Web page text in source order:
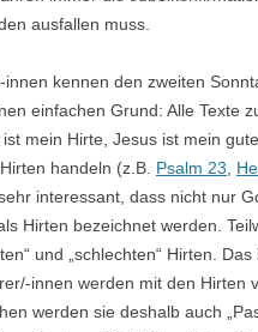
ausfallen muss.
kennen den zweiten
einfachen Grund: Alle Texte
mein Hirte, Jesus ist mein
handeln (z.B. Psalm 23
interessant, dass nicht nur
Hirten bezeichnet werden.
und „schlechten“ Hirten.
innen werden mit den Hirten
werden sie deshalb auch